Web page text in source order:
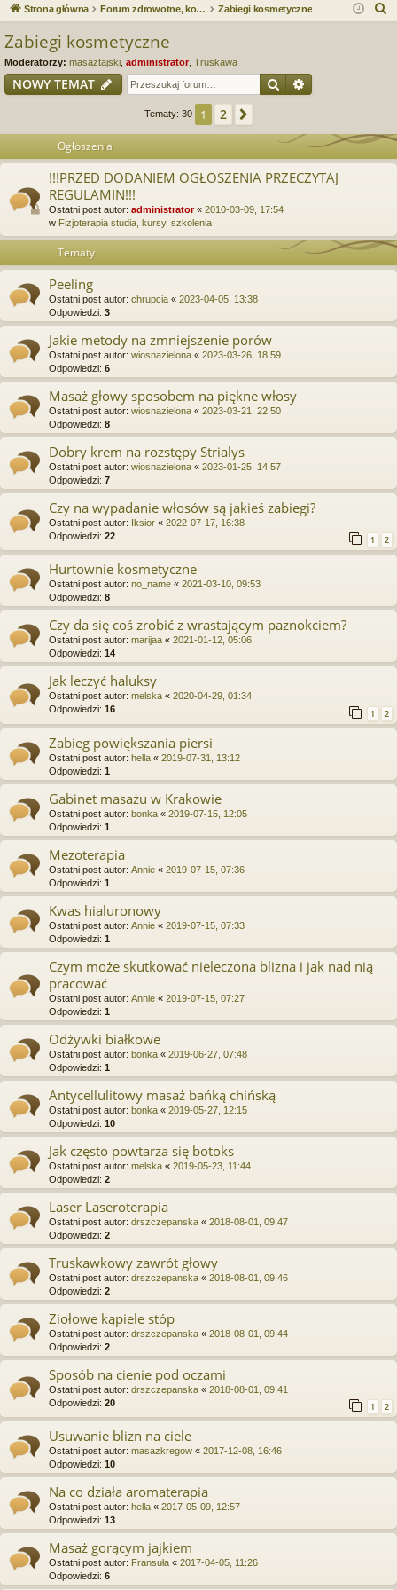
ę
Strona główna Forum zdrowotne, kosmetyczne. Spa & Wellness. Forum serwisu Spa.e-Masaz.pl Zabiegi kosmetyczne
Zabiegi kosmetyczne
Moderatorzy: masaztajski administrator Truskawa
NOWY TEMAT SzukajWyszukiwanie
Tematy: 30 1 2
Ogłoszenia
!!!PRZED DODANIEM OGŁOSZENIA PRZECZYTAJ
REGULAMIN!!!
Ostatni post autor: administrator« 2010-03-09, 17:54
w Fizjoterapia studia, kursy, szkolenia
Tematy
Peeling
Ostatni post autor: chrupcia « 2023-04-05, 13:38
Odpowiedzi: 3
Jakie metody na zmniejszenie porów
Ostatni post autor: wiosnazielona « 2023-03-26, 18:59
Odpowiedzi: 6
Masaż głowy sposobem na piękne włosy
Ostatni post autor: wiosnazielona « 2023-03-21, 22:50
Odpowiedzi: 8
Dobry krem na rozstępy Strialys
Ostatni post autor: wiosnazielona « 2023-01-25, 14:57
Odpowiedzi: 7
Czy na wypadanie włosów są jakieś zabiegi?
Ostatni post autor: Iksior « 2022-07-17, 16:38
Odpowiedzi: 22 1 2
Hurtownie kosmetyczne
Ostatni post autor: no_name « 2021-03-10, 09:53
Odpowiedzi: 8
Czy da się coś zrobić z wrastającym paznokciem?
Ostatni post autor: marijaa « 2021-01-12, 05:06
Odpowiedzi: 14
Jak leczyć haluksy
Ostatni post autor: melska « 2020-04-29, 01:34
Odpowiedzi: 16 1 2
Zabieg powiększania piersi
Ostatni post autor: hella « 2019-07-31, 13:12
Odpowiedzi: 1
Gabinet masażu w Krakowie
Ostatni post autor: bonka « 2019-07-15, 12:05
Odpowiedzi: 1
Mezoterapia
Ostatni post autor: Annie « 2019-07-15, 07:36
Odpowiedzi: 1
Kwas hialuronowy
Ostatni post autor: Annie « 2019-07-15, 07:33
Odpowiedzi: 1
Czym może skutkować nieleczona blizna i jak nad nią
pracować
Ostatni post autor: Annie « 2019-07-15, 07:27
Odpowiedzi: 1
Odżywki białkowe
Ostatni post autor: bonka « 2019-06-27, 07:48
Odpowiedzi: 1
Antycellulitowy masaż bańką chińską
Ostatni post autor: bonka « 2019-05-27, 12:15
Odpowiedzi: 10
Jak często powtarza się botoks
Ostatni post autor: melska « 2019-05-23, 11:44
Odpowiedzi: 2
Laser Laseroterapia
Ostatni post autor: drszczepanska « 2018-08-01, 09:47
Odpowiedzi: 2
Truskawkowy zawrót głowy
Ostatni post autor: drszczepanska « 2018-08-01, 09:46
Odpowiedzi: 2
Ziołowe kąpiele stóp
Ostatni post autor: drszczepanska « 2018-08-01, 09:44
Odpowiedzi: 2
Sposób na cienie pod oczami
Ostatni post autor: drszczepanska « 2018-08-01, 09:41
Odpowiedzi: 20 1 2
Usuwanie blizn na ciele
Ostatni post autor: masazkregow « 2017-12-08, 16:46
Odpowiedzi: 10
Na co działa aromaterapia
Ostatni post autor: hella « 2017-05-09, 12:57
Odpowiedzi: 13
Masaż gorącym jajkiem
Ostatni post autor: Fransuła « 2017-04-05, 11:26
Odpowiedzi: 6